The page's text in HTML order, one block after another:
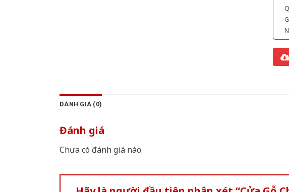
ĐÁNH GIÁ (0)
Đánh giá
Chưa có đánh giá nào.